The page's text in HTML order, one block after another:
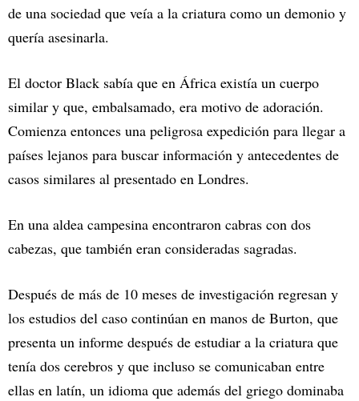
de una sociedad que veía a la criatura como un demonio y
quería asesinarla.
El doctor Black sabía que en África existía un cuerpo
similar y que, embalsamado, era motivo de adoración.
Comienza entonces una peligrosa expedición para llegar a
países lejanos para buscar información y antecedentes de
casos similares al presentado en Londres.
En una aldea campesina encontraron cabras con dos
cabezas, que también eran consideradas sagradas.
Después de más de 10 meses de investigación regresan y
los estudios del caso continúan en manos de Burton, que
presenta un informe después de estudiar a la criatura que
tenía dos cerebros y que incluso se comunicaban entre
ellas en latín, un idioma que además del griego dominaba